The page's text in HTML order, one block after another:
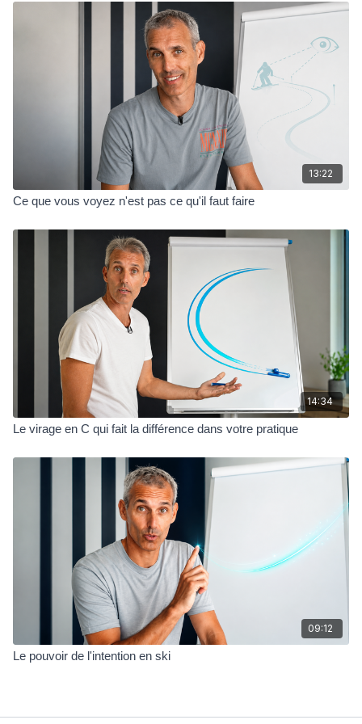
13:22
Ce que vous voyez n'est pas ce qu'il faut faire
14:34
Le virage en C qui fait la différence dans votre pratique
09:12
Le pouvoir de l'intention en ski